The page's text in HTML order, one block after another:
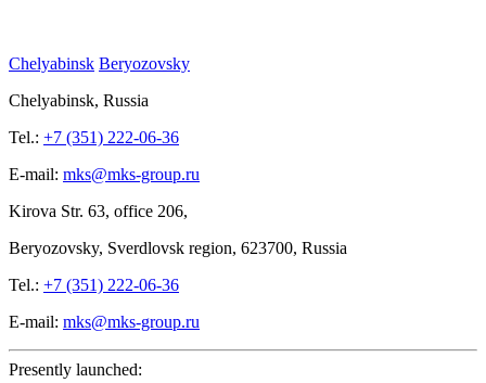
Chelyabinsk Beryozovsky
Chelyabinsk, Russia
Tel.: +7 (351) 222-06-36
E-mail: mks@mks-group.ru
Kirova Str. 63, office 206,
Beryozovsky, Sverdlovsk region, 623700, Russia
Tel.: +7 (351) 222-06-36
E-mail: mks@mks-group.ru
Presently launched: